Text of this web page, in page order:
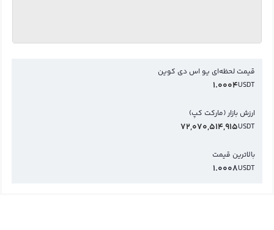
قیمت لحظه‌ای یو اس دی کوین
USDT
1.0004
ارزش بازار (مارکت کپ)
USDT
72,070,514,915
بالاترین قیمت
USDT
1.0008